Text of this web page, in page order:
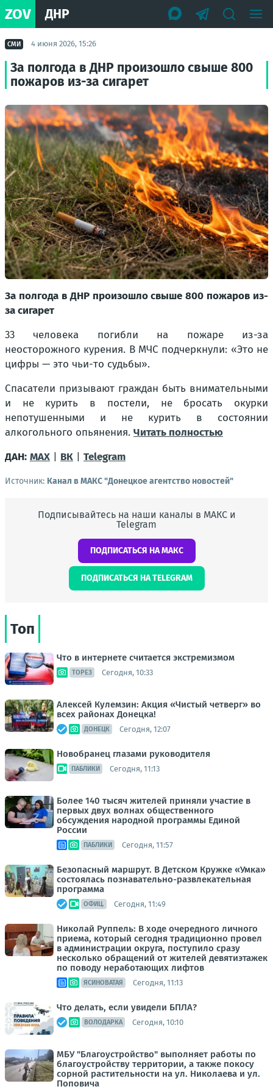
ZOV ДНР
СМИ 4 июня 2026, 15:26
За полгода в ДНР произошло свыше 800
пожаров из-за сигарет
За полгода в ДНР произошло свыше 800 пожаров из-
за сигарет
33 человека погибли на пожаре из-за
неосторожного курения. В МЧС подчеркнули: «Это не
цифры — это чьи-то судьбы».
Спасатели призывают граждан быть внимательными
и не курить в постели, не бросать окурки
непотушенными и не курить в состоянии
алкогольного опьянения. Читать полностью
ДАН: MAX ВК Telegram
Источник: Канал в МАКС "Донецкое агентство новостей"
Подписывайтесь на наши каналы в МАКС и
Telegram
ПОДПИСАТЬСЯ НА МАКС
ПОДПИСАТЬСЯ НА TELEGRAM
Топ
Что в интернете считается экстремизмом
ТОРЕЗ Сегодня, 10:33
Алексей Кулемзин: Акция «Чистый четверг» во
всех районах Донецка!
ДОНЕЦК Сегодня, 12:07
Новобранец глазами руководителя
ПАБЛИКИ Сегодня, 11:13
Более 140 тысяч жителей приняли участие в
первых двух волнах общественного
обсуждения народной программы Единой
России
ПАБЛИКИ Сегодня, 11:57
Безопасный маршрут. В Детском Кружке «Умка»
состоялась познавательно-развлекательная
программа
ОФИЦ. Сегодня, 11:49
Николай Руппель: В ходе очередного личного
приема, который сегодня традиционно провел
в администрации округа, поступило сразу
несколько обращений от жителей девятиэтажек
по поводу неработающих лифтов
ЯСИНОВАТАЯ Сегодня, 11:13
Что делать, если увидели БПЛА?
ВОЛОДАРКА Сегодня, 10:10
МБУ "Благоустройство" выполняет работы по
благоустройству территории, а также покосу
сорной растительности на ул. Николаева и ул.
Поповича